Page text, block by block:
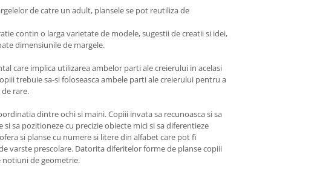
de catre un adult, plansele se pot reutiliza de
contin o larga varietate de modele, sugestii de creatii si idei,
dimensiunile de margele.
care implica utilizarea ambelor parti ale creierului in acelasi
trebuie sa-si foloseasca ambele parti ale creierului pentru a
rare.
dintre ochi si maini. Copiii invata sa recunoasca si sa
si sa pozitioneze cu precizie obiecte mici si sa diferentieze
si planse cu numere si litere din alfabet care pot fi
varste prescolare. Datorita diferitelor forme de planse copiii
notiuni de geometrie.